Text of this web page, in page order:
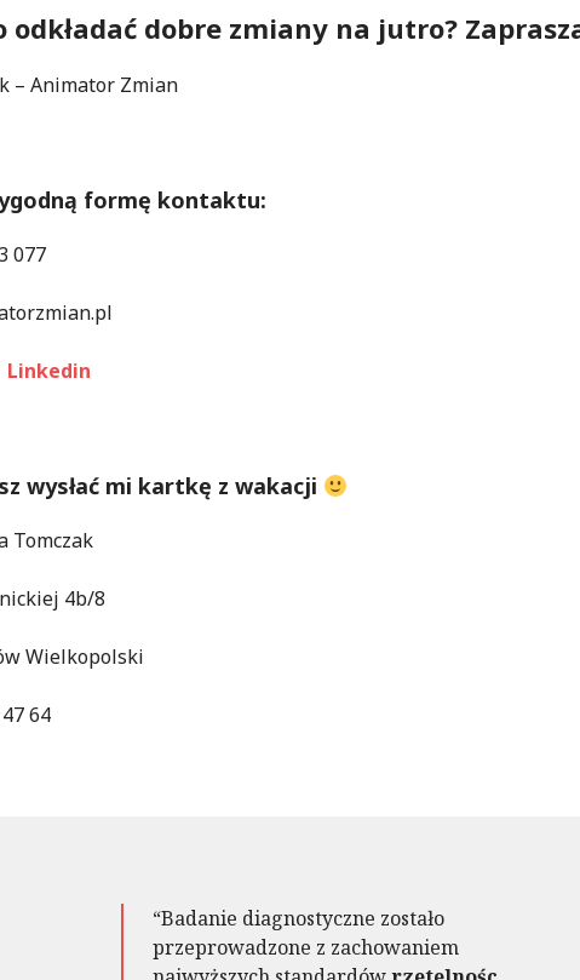
odkładać dobre zmiany na jutro?
– Animator Zmian
formę kontaktu:
077
Linkedin
wysłać mi kartkę z wakacji
Tomczak
4b/8
Wielkopolski
64
Badanie diagnostyczne zostało
przeprowadzone z zachowaniem